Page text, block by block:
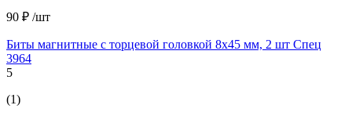
90 ₽ /шт
Биты магнитные с торцевой головкой 8x45 мм, 2 шт Спец
3964
5
(1)